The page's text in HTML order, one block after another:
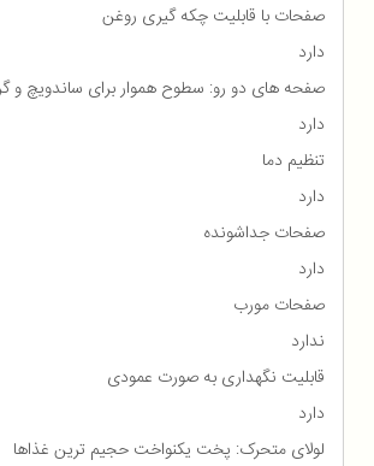
صفحات با قابلیت چکه گیری روغن
دارد
صفحه های دو رو: سطوح هموار برای ساندویچ و
دارد
تنظیم دما
دارد
صفحات جداشونده
دارد
صفحات مورب
ندارد
قابلیت نگهداری به صورت عمودی
دارد
لولای متحرک: پخت یکنواخت حجیم ترین غذاها